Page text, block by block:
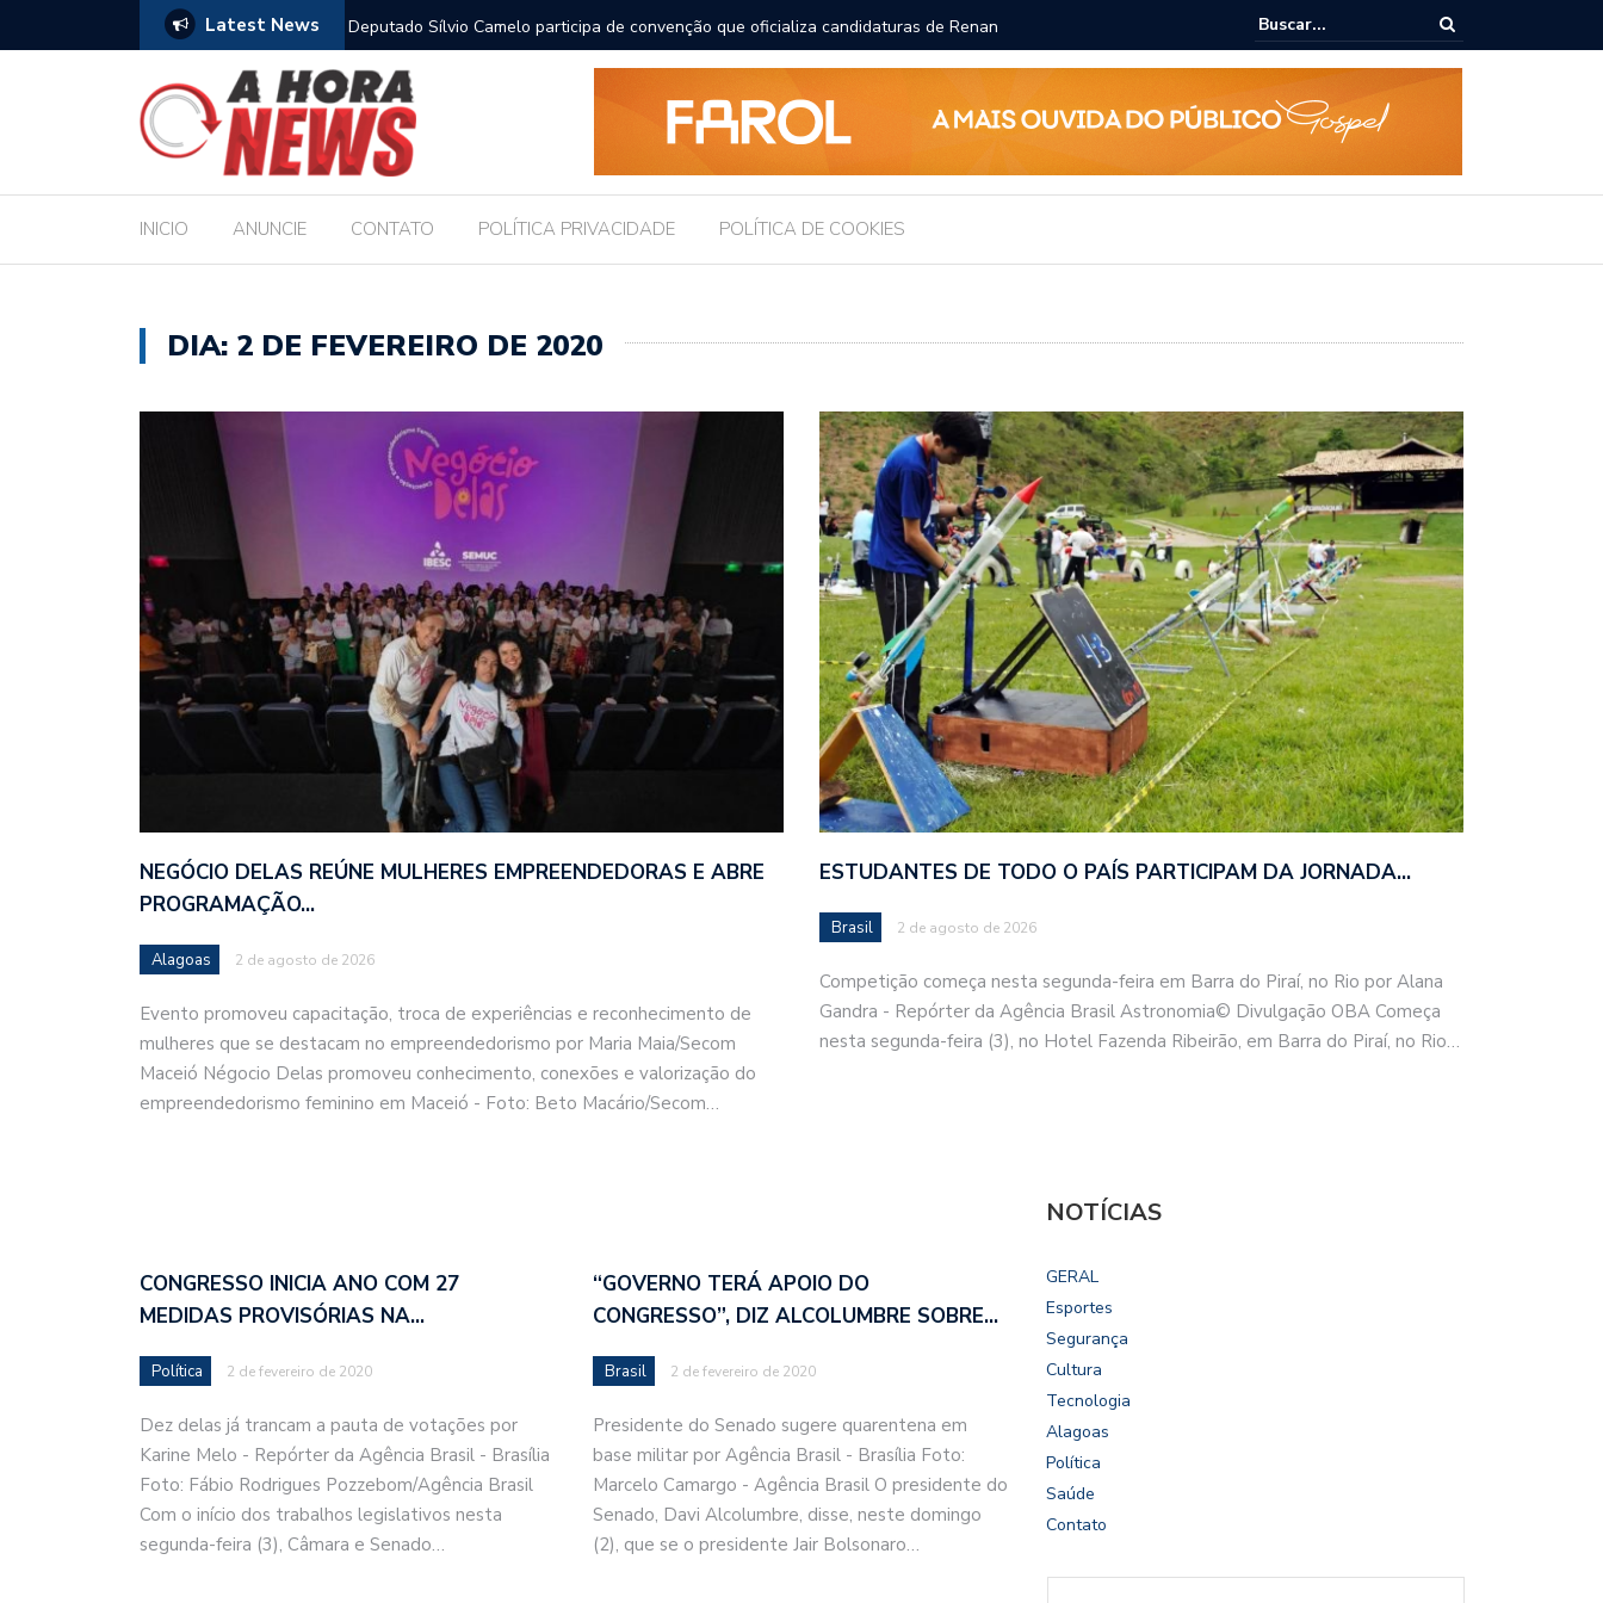
Latest News
sustentar família, aponta Dieese
Deputado Sílvio Camelo participa de convenção que oficializa candidaturas de Renan
Filho ao Governo e Renan Calheiros ao Senado
Chico Filho vai disputar o mandato de deputado federal nas eleições 2026
INICIO ANUNCIE CONTATO POLÍTICA PRIVACIDADE POLÍTICA DE COOKIES
DIA: 2 DE FEVEREIRO DE 2020
NEGÓCIO DELAS REÚNE MULHERES EMPREENDEDORAS E ABRE
PROGRAMAÇÃO…
Alagoas 2 de agosto de 2026
Evento promoveu capacitação, troca de experiências e reconhecimento de
mulheres que se destacam no empreendedorismo por Maria Maia/Secom
Maceió Négocio Delas promoveu conhecimento, conexões e valorização do
empreendedorismo feminino em Maceió - Foto: Beto Macário/Secom…
ESTUDANTES DE TODO O PAÍS PARTICIPAM DA JORNADA…
Brasil 2 de agosto de 2026
Competição começa nesta segunda-feira em Barra do Piraí, no Rio por Alana
Gandra - Repórter da Agência Brasil Astronomia© Divulgação OBA Começa
nesta segunda-feira (3), no Hotel Fazenda Ribeirão, em Barra do Piraí, no Rio…
CONGRESSO INICIA ANO COM 27
MEDIDAS PROVISÓRIAS NA…
Política 2 de fevereiro de 2020
Dez delas já trancam a pauta de votações por
Karine Melo - Repórter da Agência Brasil - Brasília
Foto: Fábio Rodrigues Pozzebom/Agência Brasil
Com o início dos trabalhos legislativos nesta
segunda-feira (3), Câmara e Senado…
“GOVERNO TERÁ APOIO DO
CONGRESSO”, DIZ ALCOLUMBRE SOBRE…
Brasil 2 de fevereiro de 2020
Presidente do Senado sugere quarentena em
base militar por Agência Brasil - Brasília Foto:
Marcelo Camargo - Agência Brasil O presidente do
Senado, Davi Alcolumbre, disse, neste domingo
(2), que se o presidente Jair Bolsonaro…
NOTÍCIAS
GERAL
Esportes
Segurança
Cultura
Tecnologia
Alagoas
Política
Saúde
Contato